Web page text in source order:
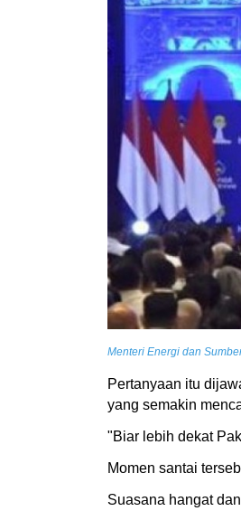
Menteri Energi dan
Pertanyaan itu
yang semakin
"Biar lebih dekat
Momen santai
Suasana hangat